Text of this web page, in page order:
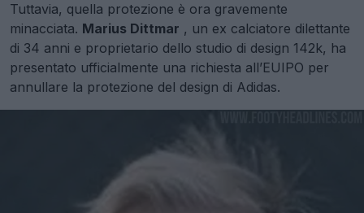
Tuttavia, quella protezione è ora gravemente
minacciata. Marius Dittmar , un ex calciatore dilettante
di 34 anni e proprietario dello studio di design 142k, ha
presentato ufficialmente una richiesta all’EUIPO per
annullare la protezione del design di Adidas.